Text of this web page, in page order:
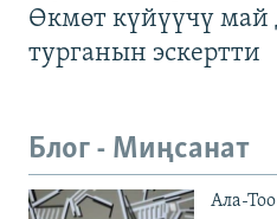
Өкмөт күйүүчү май
турганын эскертти
Блог - Миңсанат
Ала-